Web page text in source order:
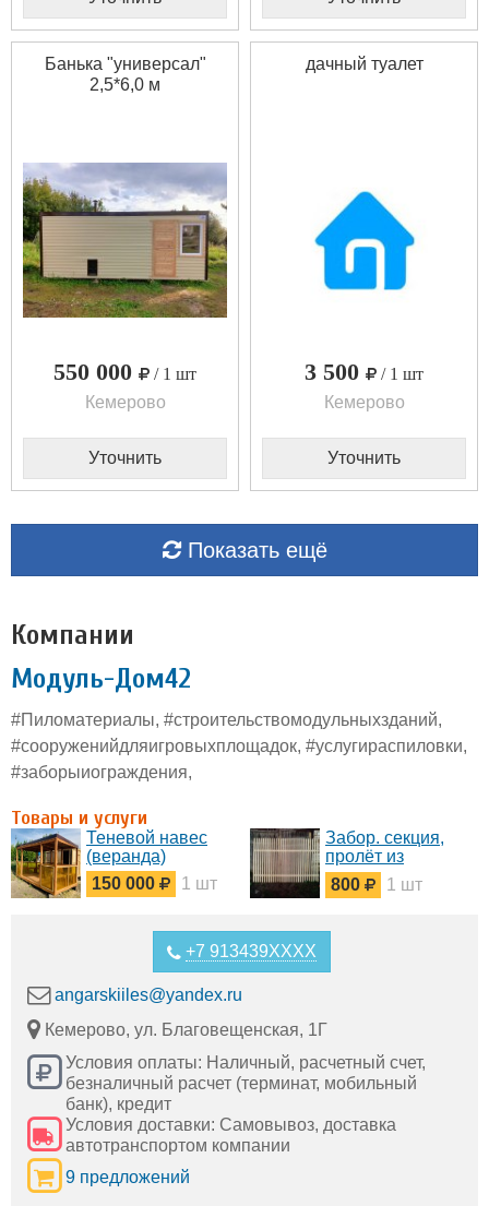
Банька "универсал"
2,5*6,0 м
550 000
/ 1 шт
Кемерово
Уточнить
дачный туалет
3 500
/ 1 шт
Кемерово
Уточнить
Показать ещё
Компании
Модуль-Дом42
#Пиломатериалы, #строительствомодульныхзданий,
#сооруженийдляигровыхплощадок, #услугираспиловки,
#заборыиограждения,
Товары и услуги
Теневой навес
(веранда)
150 000
1 шт
Забор. секция,
пролёт из
штакетника
800 1 шт
+7 913439XXXX
angarskiiles@yandex.ru
Кемерово, ул. Благовещенская, 1Г
Условия оплаты: Наличный, расчетный счет,
безналичный расчет (терминат, мобильный
банк), кредит
Условия доставки: Самовывоз, доставка
автотранспортом компании
9 предложений